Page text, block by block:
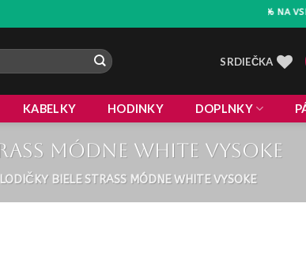
ZLAVA 10% NA VSETKO -
SRDIEČKA
KABELKY HODINKY DOPLNKY
módne white vysoke
BIELE STRASS MÓDNE WHITE VYSOKE